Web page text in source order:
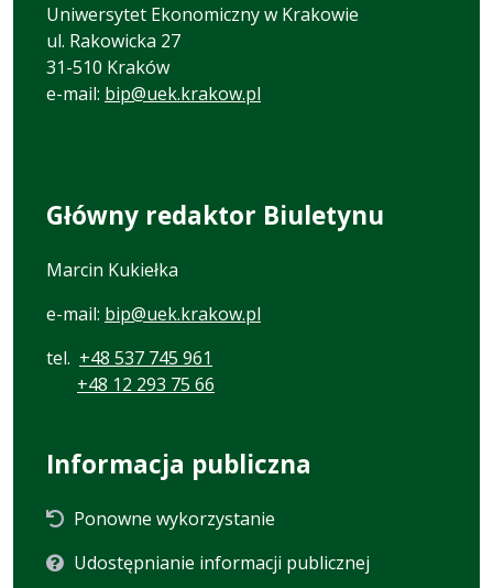
Uniwersytet Ekonomiczny w Krakowie
ul. Rakowicka 27
31-510 Kraków
e-mail: bip@uek.krakow.pl
Główny redaktor Biuletynu
Marcin Kukiełka
e-mail: bip@uek.krakow.pl
tel. +48 537 745 961
+48 12 293 75 66
Informacja publiczna
Ponowne wykorzystanie
Udostępnianie informacji publicznej